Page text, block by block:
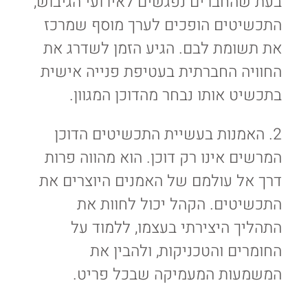
התכשיטים הופכים לערך מוסף שמרכז
את תשומת לבם. הגיע הזמן לשדרג את
החוויה החברתית בעטיפת פנייה אישית
בתכשיט אותו נבחר מהדוכן המגוון.
2. האמנות בעשיית התכשיטים הדוכן
המרשים אינו רק דוכן. הוא מהווה פרות
דרך אל עולמם של האמנים היוצרים את
התכשיטים. הקהל יכול לחוות את
התהליך היצירתי בעצמו, ללמוד על
החומרים והטכניקות, ולהבין את
המשמעות המעמיקה שבכל פריט.